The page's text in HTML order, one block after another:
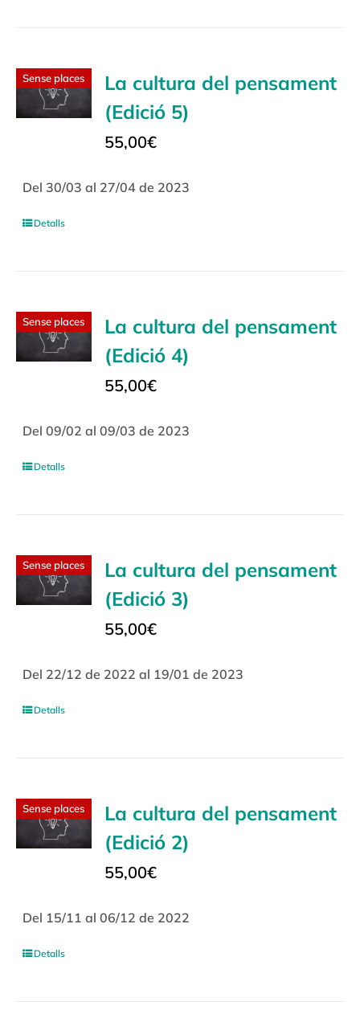
Sense places
La cultura del pensament
(Edició 5)
55,00€
Del 30/03 al 27/04 de 2023
Detalls
Sense places
La cultura del pensament
(Edició 4)
55,00€
Del 09/02 al 09/03 de 2023
Detalls
Sense places
La cultura del pensament
(Edició 3)
55,00€
Del 22/12 de 2022 al 19/01 de 2023
Detalls
Sense places
La cultura del pensament
(Edició 2)
55,00€
Del 15/11 al 06/12 de 2022
Detalls